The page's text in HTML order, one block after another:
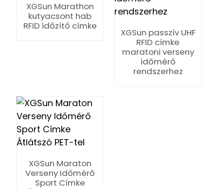
XGSun Marathon
kutyacsont hab
RFID időzítő címke
XGSun passzív UHF
RFID címke
maratoni verseny
időmérő
rendszerhez
XGSun Maraton
Verseny Időmérő
Sport Címke